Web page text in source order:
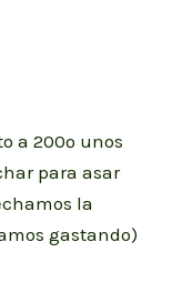
a 200º unos
para asar
la
gastando)